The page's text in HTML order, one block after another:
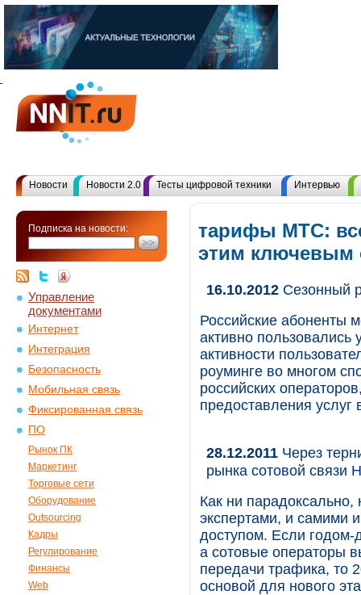
Новости Новости 2.0 Тесты цифровой техники Интервью
Подписка на новости:
Управление
документами
Интернет
Интеграция
Безопасность
Мобильная связь
Фиксированная связь
ПО
Рынок ПК
Маркетинг
Торговые сети
Оборудование
Outsourcing
Кадры
Регулирование
Финансы
Web
тарифы МТС:
этим ключевым
16.10.2012 Сезонный
Российские абоненты
активно
активности
роуминге во многом
российских
предоставления услуг
28.12.2011 Через
рынка сотовой связи
Как ни
экспертами, и самими
доступом. Если годом-
а сотовые операторы
передачи трафика, то
основой для нового